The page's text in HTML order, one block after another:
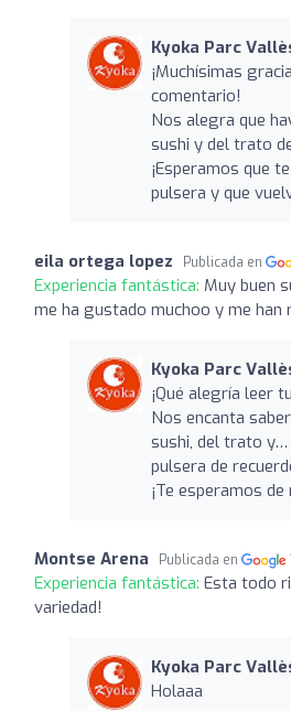
Kyoka Parc
¡Muchísimas
comentario!
Nos alegra que
sushi y del trato
¡Esperamos que
pulsera y que
eila ortega lopez Publicada en
Experiencia fantástica: Muy buen
me ha gustado muchoo y me han
Kyoka Parc
¡Qué alegría leer
Nos encanta
sushi, del trato y…
pulsera de
¡Te esperamos
Montse Arena Publicada en
Experiencia fantástica: Esta todo
variedad!
Kyoka Parc
Holaaa